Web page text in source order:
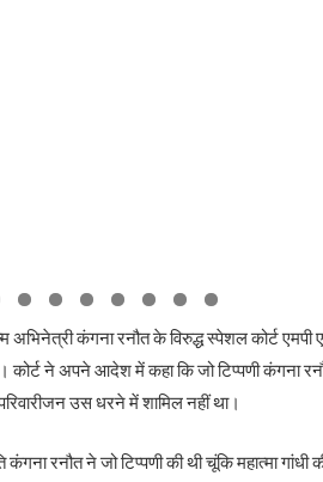
अभिनेत्री कंगना रनौत के विरुद्ध स्पेशल कोर्ट
कोर्ट ने अपने आदेश में कहा कि जो टिप्पणी कंगना
उस धरने में शामिल नहीं था।
कंगना रनौत ने जो टिप्पणी की थी चूंकि महात्मा